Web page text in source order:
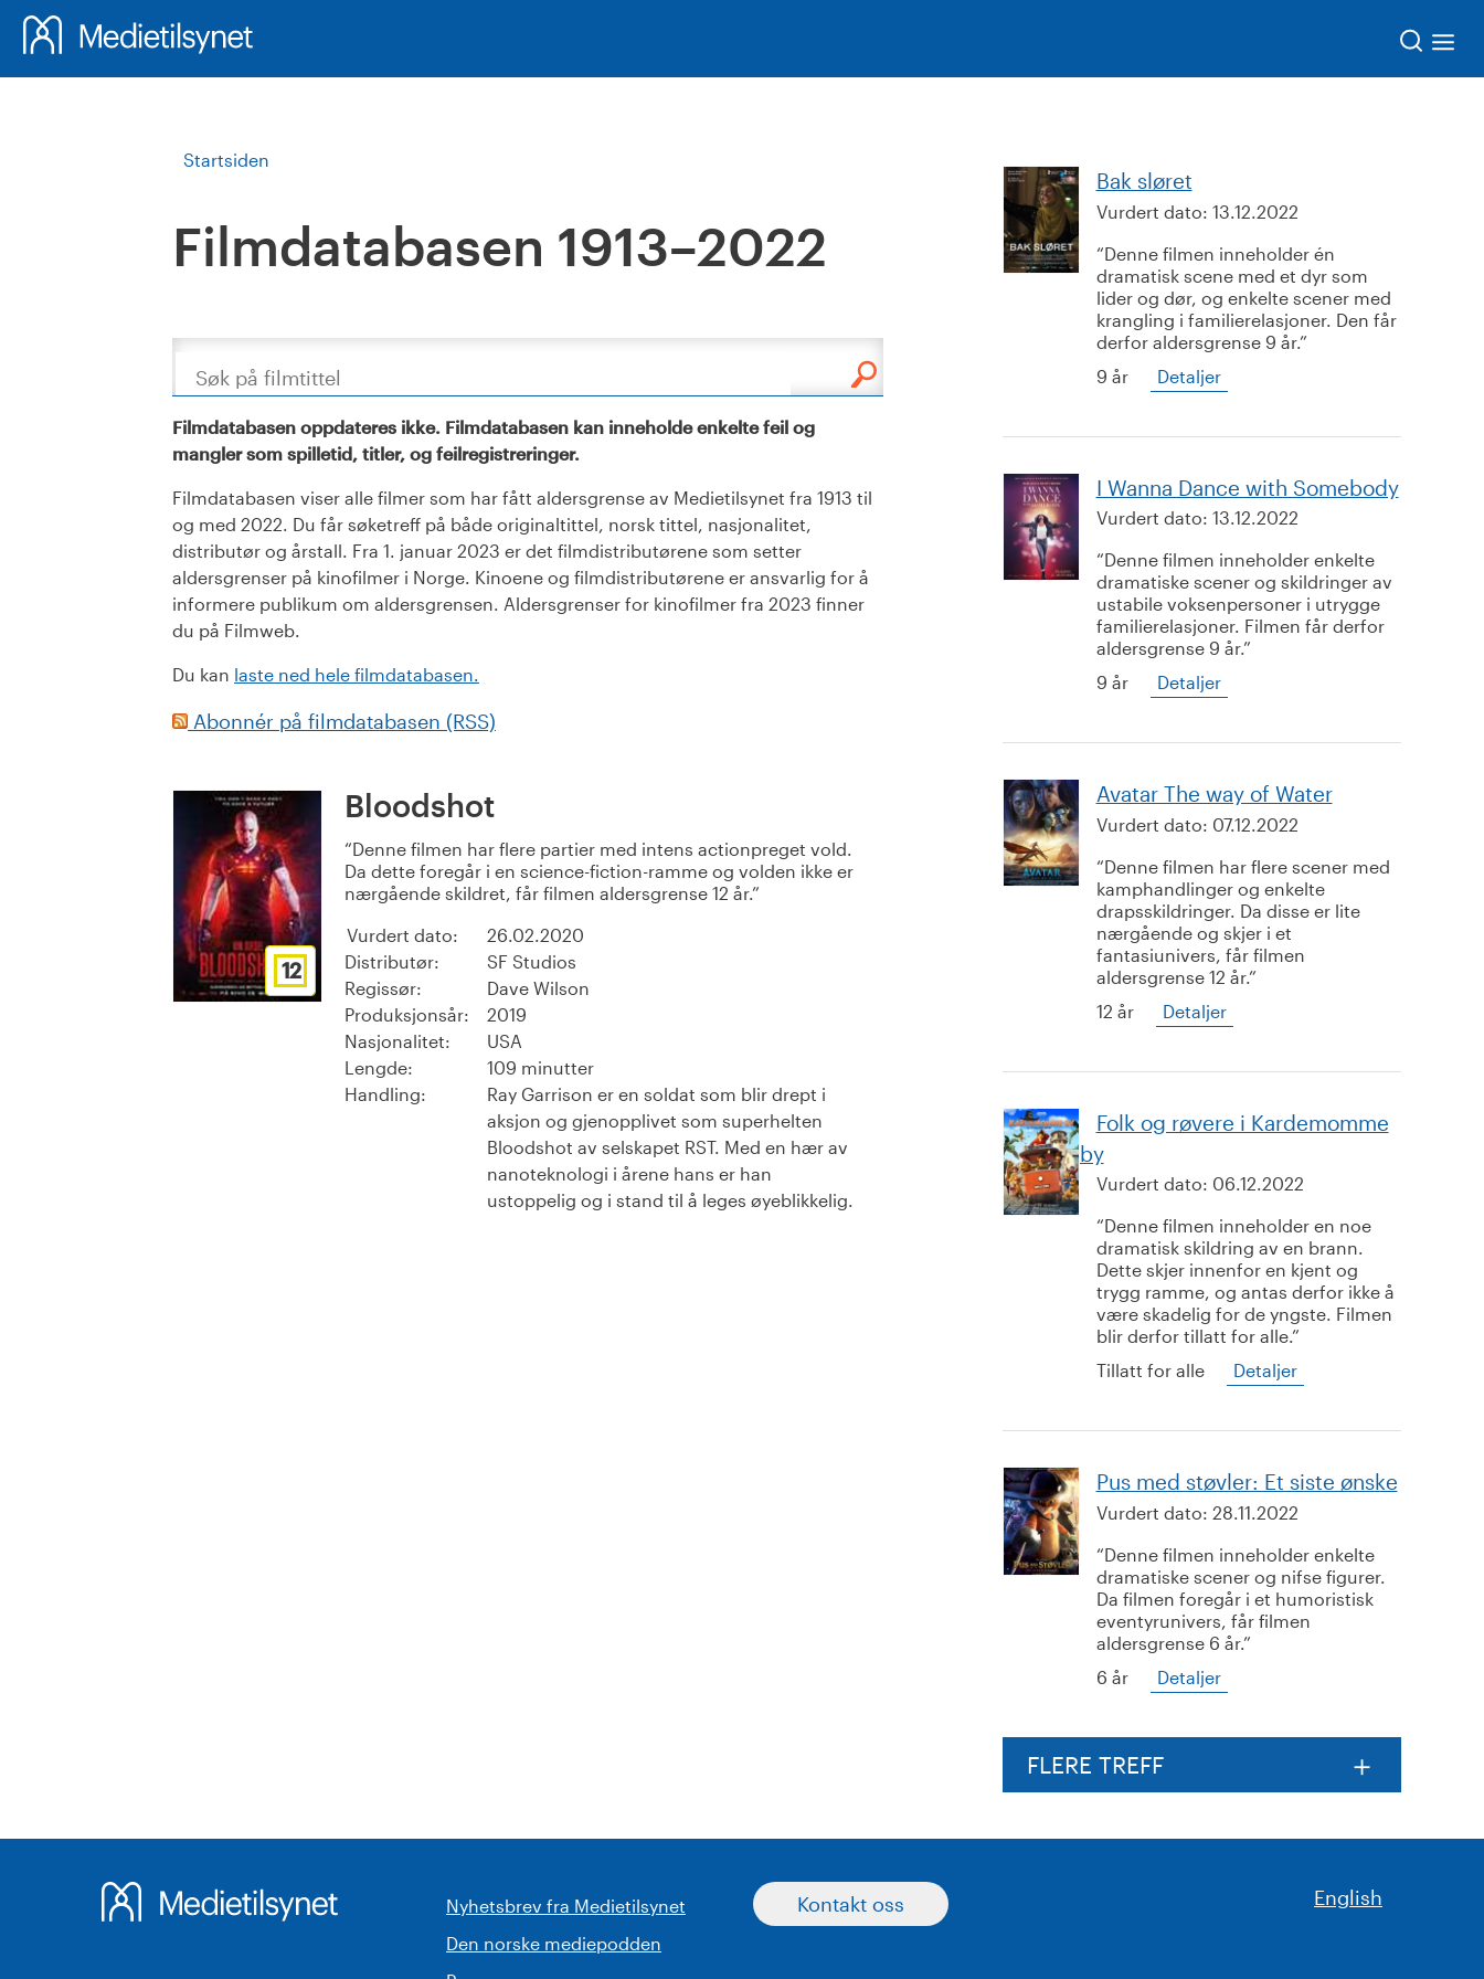
Startsiden
Filmdatabasen 1913–2022
Søk
Filmdatabasen oppdateres ikke. Filmdatabasen kan inneholde enkelte feil og
mangler som spilletid, titler, og feilregistreringer.
Filmdatabasen viser alle filmer som har fått aldersgrense av Medietilsynet fra 1913 til
og med 2022. Du får søketreff på både originaltittel, norsk tittel, nasjonalitet,
distributør og årstall. Fra 1. januar 2023 er det filmdistributørene som setter
aldersgrenser på kinofilmer i Norge. Kinoene og filmdistributørene er ansvarlig for å
informere publikum om aldersgrensen. Aldersgrenser for kinofilmer fra 2023 finner
du på Filmweb.
Du kan laste ned hele filmdatabasen.
Abonnér på filmdatabasen (RSS)
12
Bloodshot
Denne filmen har flere partier med intens actionpreget vold.
Da dette foregår i en science-fiction-ramme og volden ikke er
nærgående skildret, får filmen aldersgrense 12 år.
Vurdert dato:
26.02.2020
Distributør:
SF Studios
Regissør:
Dave Wilson
Produksjonsår:
2019
Nasjonalitet:
USA
Lengde:
109 minutter
Handling:
Ray Garrison er en soldat som blir drept i
aksjon og gjenopplivet som superhelten
Bloodshot av selskapet RST. Med en hær av
nanoteknologi i årene hans er han
ustoppelig og i stand til å leges øyeblikkelig.
Bak sløret
Vurdert dato: 13.12.2022
Denne filmen inneholder én
dramatisk scene med et dyr som
lider og dør, og enkelte scener med
krangling i familierelasjoner. Den får
derfor aldersgrense 9 år.
9 år
Detaljer
I Wanna Dance with Somebody
Vurdert dato: 13.12.2022
Denne filmen inneholder enkelte
dramatiske scener og skildringer av
ustabile voksenpersoner i utrygge
familierelasjoner. Filmen får derfor
aldersgrense 9 år.
9 år
Detaljer
Avatar The way of Water
Vurdert dato: 07.12.2022
Denne filmen har flere scener med
kamphandlinger og enkelte
drapsskildringer. Da disse er lite
nærgående og skjer i et
fantasiunivers, får filmen
aldersgrense 12 år.
12 år
Detaljer
Folk og røvere i Kardemomme
by
Vurdert dato: 06.12.2022
Denne filmen inneholder en noe
dramatisk skildring av en brann.
Dette skjer innenfor en kjent og
trygg ramme, og antas derfor ikke å
være skadelig for de yngste. Filmen
blir derfor tillatt for alle.
Tillatt for alle
Detaljer
Pus med støvler: Et siste ønske
Vurdert dato: 28.11.2022
Denne filmen inneholder enkelte
dramatiske scener og nifse figurer.
Da filmen foregår i et humoristisk
eventyrunivers, får filmen
aldersgrense 6 år.
6 år
Detaljer
FLERE TREFF
Nyhetsbrev fra Medietilsynet
Den norske mediepodden
Kontakt oss English